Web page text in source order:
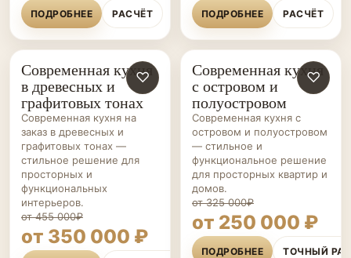
ПОДРОБНЕЕ РАСЧЁТ ПОДРОБНЕЕ РАСЧЁТ
КУХНИ НА ЗАКАЗ ♡
Современная кухня
в древесных и
графитовых тонах
Современная кухня на
заказ в древесных и
графитовых тонах —
стильное решение для
просторных и
функциональных
интерьеров.
от 455 000₽
от 350 000 ₽
КУХНИ НА ЗАКАЗ ♡
Современная кухня
с островом и
полуостровом
Современная кухня с
островом и полуостровом
— стильное и
функциональное решение
для просторных квартир и
домов.
от 325 000₽
от 250 000 ₽
ПОДРОБНЕЕ ТОЧНЫЙ